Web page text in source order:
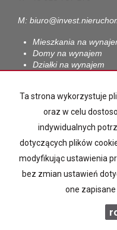
M:
Mieszkania na
Domy na wynajem
Działki na wynajem
Obiekty na wynajem
Domy na sprzedaż
Działki na sprzedaż
Hale na sprzedaż
Obiekty na sprzedaż
INVEST Program dla biur
Ta strona wykorzystuje
oraz w celu
indywidualnych
dotyczących plików
modyfikując ustawienia
bez zmian ustawień
one